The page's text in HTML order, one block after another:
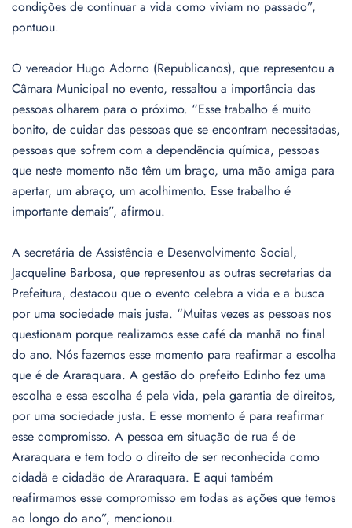
condições de continuar a vida como viviam no passado”,
pontuou.
O vereador Hugo Adorno (Republicanos), que representou a
Câmara Municipal no evento, ressaltou a importância das
pessoas olharem para o próximo. “Esse trabalho é muito
bonito, de cuidar das pessoas que se encontram necessitadas,
pessoas que sofrem com a dependência química, pessoas
que neste momento não têm um braço, uma mão amiga para
apertar, um abraço, um acolhimento. Esse trabalho é
importante demais”, afirmou.
A secretária de Assistência e Desenvolvimento Social,
Jacqueline Barbosa, que representou as outras secretarias da
Prefeitura, destacou que o evento celebra a vida e a busca
por uma sociedade mais justa. “Muitas vezes as pessoas nos
questionam porque realizamos esse café da manhã no final
do ano. Nós fazemos esse momento para reafirmar a escolha
que é de Araraquara. A gestão do prefeito Edinho fez uma
escolha e essa escolha é pela vida, pela garantia de direitos,
por uma sociedade justa. E esse momento é para reafirmar
esse compromisso. A pessoa em situação de rua é de
Araraquara e tem todo o direito de ser reconhecida como
cidadã e cidadão de Araraquara. E aqui também
reafirmamos esse compromisso em todas as ações que temos
ao longo do ano”, mencionou.